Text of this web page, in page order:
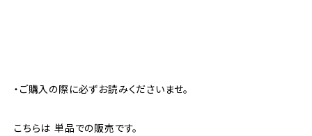
・ご購入の際に必ずお読みくださいませ。
こちらは 単品での販売です。